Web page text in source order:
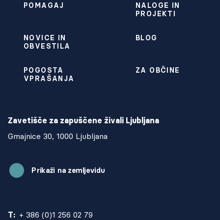
POMAGAJ
NALOGE IN
PROJEKTI
NOVICE IN
OBVESTILA
BLOG
POGOSTA
VPRAŠANJA
ZA OBČINE
Zavetišče za zapuščene živali Ljubljana
Gmajnice 30, 1000 Ljubljana
Prikaži na zemljevidu
T: + 386 (0)1 256 02 79